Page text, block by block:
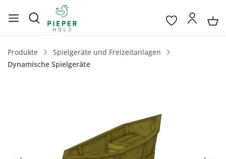
Produkte
Spielgeräte und Freizeitanlagen
Dynamische Spielgeräte